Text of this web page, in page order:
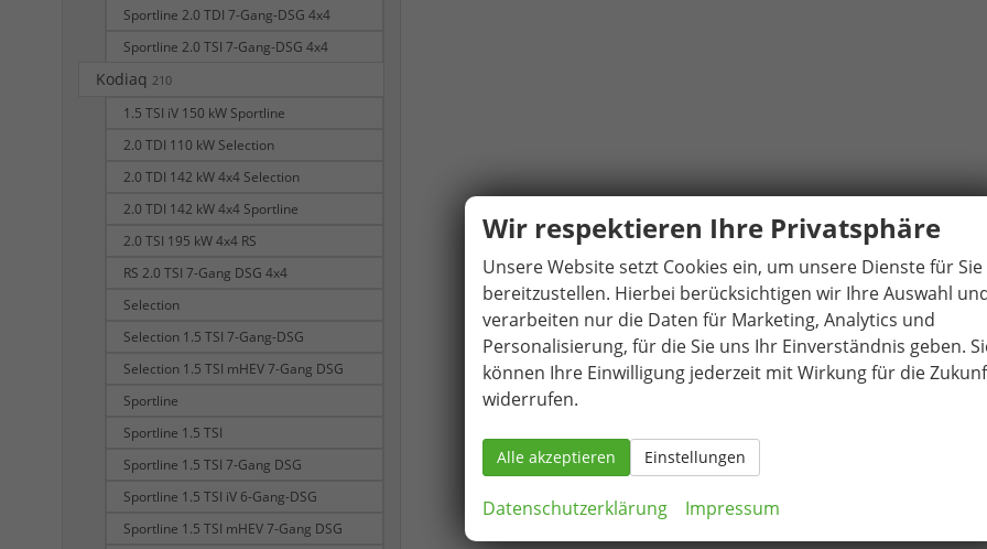
Sportline 2.0 TDI 7-Gang-DSG 4x4
Sportline 2.0 TSI 7-Gang-DSG 4x4
Kodiaq 210
1.5 TSI iV 150 kW Sportline
2.0 TDI 110 kW Selection
2.0 TDI 142 kW 4x4 Selection
2.0 TDI 142 kW 4x4 Sportline
2.0 TSI 195 kW 4x4 RS
RS 2.0 TSI 7-Gang DSG 4x4
Selection
Selection 1.5 TSI 7-Gang-DSG
Selection 1.5 TSI mHEV 7-Gang DSG
Sportline
Sportline 1.5 TSI
Sportline 1.5 TSI 7-Gang DSG
Sportline 1.5 TSI iV 6-Gang-DSG
Sportline 1.5 TSI mHEV 7-Gang DSG
Wir respektieren Ihre Privatsphäre
Unsere Website setzt Cookies ein, um unsere Dienste für Sie
bereitzustellen. Hierbei berücksichtigen wir Ihre Auswahl
verarbeiten nur die Daten für Marketing, Analytics und
Personalisierung, für die Sie uns Ihr Einverständnis geben.
können Ihre Einwilligung jederzeit mit Wirkung für die
widerrufen.
Alle akzeptieren Einstellungen
Datenschutzerklärung Impressum